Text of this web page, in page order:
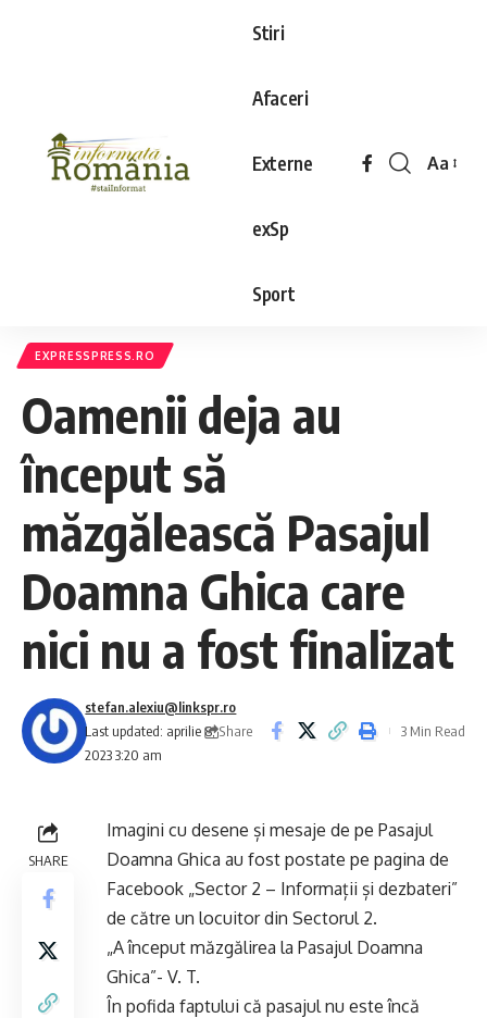
Stiri
Afaceri
Externe
exSp
Sport
Aa
EXPRESSPRESS.RO
Oamenii deja au
început să
măzgălească Pasajul
Doamna Ghica care
nici nu a fost finalizat
Last updated: aprilie 8,
2023 3:20 am
stefan.alexiu@linkspr.ro
Share
3 Min Read
SHARE
Imagini cu desene și mesaje de pe Pasajul
Doamna Ghica au fost postate pe pagina de
Facebook „Sector 2 – Informații și dezbateri”
de către un locuitor din Sectorul 2.
„A început măzgălirea la Pasajul Doamna
Ghica”- V. T.
În pofida faptului că pasajul nu este încă